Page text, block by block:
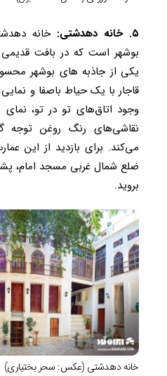
۵. خانه دهدشتی:
خانه
بوشهر است که در بافت قدیمی
یکی از جاذبه های بوشهر
قاجار با یک حیاط باصفا و
وجود اتاق‌های تو در تو،
نقاشی‌های رنگ روغن توجه
می‌کند. برای بازدید از این
ضلع شمال غربی مسجد امام،
بروید.
خانه دهدشتی (عکس: سحر بختیاری)